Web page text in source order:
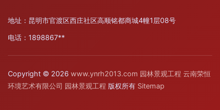
地址：昆明市官渡区西庄社区高顺铭都商城4幢1层08号
电话：1898867**
Copyright © 2026 www.ynrh2013.com 园林景观工程 云南荣恒
环境艺术有限公司 园林景观工程 版权所有 Sitemap